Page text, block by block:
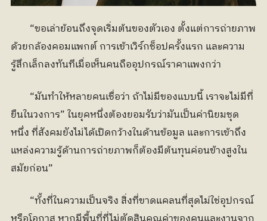
ด้วยกล้องคอมแพกต์ การเข้าเวิร์กช็อปครั้งแรก และความ
รู้สึกเล็กลงทันทีเมื่อเห็นคนถืออุปกรณ์ราคาแพงกว่า
ยืนในวงการ” ในยุคหนึ่งต้องยอมรับว่ามันเป็นค่านิยมชุด
หนึ่ง ที่สังคมยังไม่ได้เปิดกว้างในด้านข้อมูล และการเข้าถึง
แหล่งความรู้ด้านการถ่ายภาพก็ต้องมีต้นทุนค่อนข้างสูงใน
สมัยก่อน”